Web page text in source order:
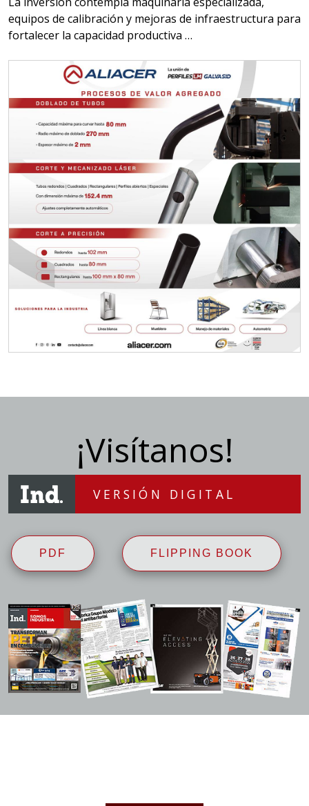
equipos de calibración y mejoras de infraestructura para
fortalecer la capacidad productiva …
¡Visítanos!
VERSIÓN DIGITAL
PDF FLIPPING BOOK